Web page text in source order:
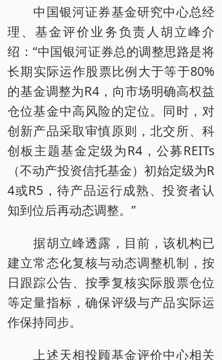
中国银河证券基金研究中心总经
理、基金评价业务负责人胡立峰介
绍：“中国银河证券总的调整思路是将
长期实际运作股票比例大于等于80%
的基金调整为R4，向市场明确高权益
仓位基金中高风险的定位。同时，对
创新产品采取审慎原则，北交所、科
创板主题基金定级为R4，公募REITs
（不动产投资信托基金）初始定级为R
4或R5，待产品运行成熟、投资者认
知到位后再动态调整。”
据胡立峰透露，目前，该机构已
建立常态化复核与动态调整机制，按
日跟踪公告、按季复核实际股票仓位
等定量指标，确保评级与产品实际运
作保持同步。
上述天相投顾基金评价中心相关